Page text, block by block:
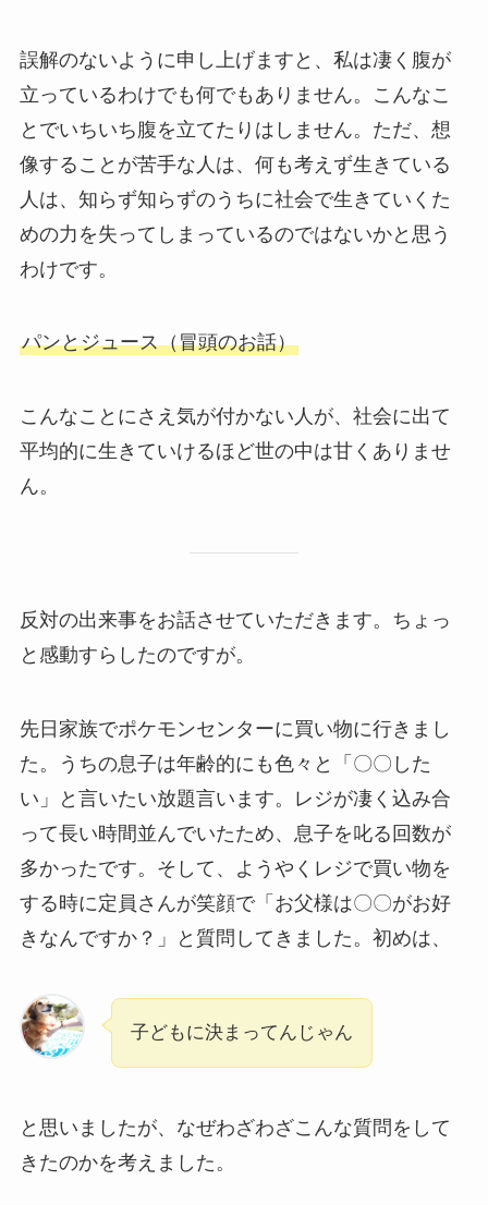
誤解のないように申し上げますと、私は凄く腹が
立っているわけでも何でもありません。こんなこ
とでいちいち腹を立てたりはしません。ただ、想
像することが苦手な人は、何も考えず生きている
人は、知らず知らずのうちに社会で生きていくた
めの力を失ってしまっているのではないかと思う
わけです。
パンとジュース（冒頭のお話）
こんなことにさえ気が付かない人が、社会に出て
平均的に生きていけるほど世の中は甘くありませ
ん。
反対の出来事をお話させていただきます。ちょっ
と感動すらしたのですが。
先日家族でポケモンセンターに買い物に行きまし
た。うちの息子は年齢的にも色々と「〇〇した
い」と言いたい放題言います。レジが凄く込み合
って長い時間並んでいたため、息子を叱る回数が
多かったです。そして、ようやくレジで買い物を
する時に定員さんが笑顔で「お父様は〇〇がお好
きなんですか？」と質問してきました。初めは、
子どもに決まってんじゃん
と思いましたが、なぜわざわざこんな質問をして
きたのかを考えました。